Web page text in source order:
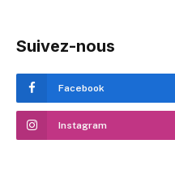
Suivez-nous
Facebook
Instagram